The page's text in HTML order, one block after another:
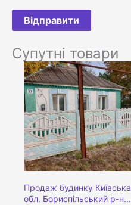
Супутні товари
Продаж будинку Київська
обл. Бориспільський р-н.